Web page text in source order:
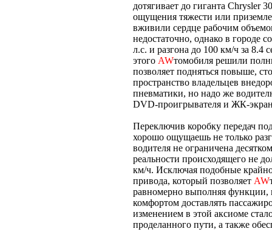
дотягивает до гиганта Chrysler
ощущения тяжести или
вживили сердце рабочим
недостаточно, однако в городе
л.с. и разгона до 100 км/ч за
этого AWтомобиля решили
позволяет подняться повыше,
пространство владельцев
пневматики, но надо же
DVD-проигрывателя и ЖК-
Переключив коробку передач
хорошо ощущаешь не только
водителя не ограничена
реальности происходящего не
км/ч. Исключая подобные
привода, который позволяет AW
равномерно выполняя функции,
комфортом доставлять
изменением в этой аксиоме
проделанного пути, а также